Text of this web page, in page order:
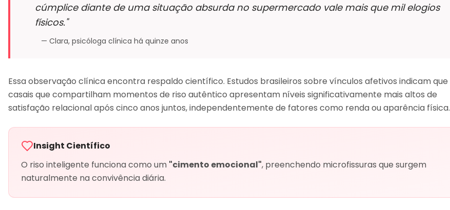
cúmplice diante de uma situação absurda no supermercado vale mais que mil elogios
físicos."
— Clara, psicóloga clínica há quinze anos
Essa observação clínica encontra respaldo científico. Estudos brasileiros sobre vínculos afetivos indicam que
casais que compartilham momentos de riso autêntico apresentam níveis significativamente mais altos de
satisfação relacional após cinco anos juntos, independentemente de fatores como renda ou aparência física.
Insight Científico
O riso inteligente funciona como um "cimento emocional", preenchendo microfissuras que surgem
naturalmente na convivência diária.